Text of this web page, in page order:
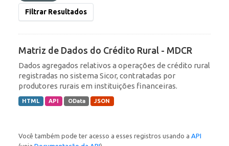
Filtrar Resultados
Matriz de Dados do Crédito Rural - MDCR
Dados agregados relativos a operações de crédito rural
registradas no sistema Sicor, contratadas por
produtores rurais em instituições financeiras.
HTML API OData JSON
Você também pode ter acesso a esses registros usando a API